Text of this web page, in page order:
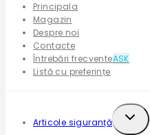
Principala
Magazin
Despre noi
Contacte
Întrebări frecventeASK
Listă cu preferințe
Articole siguranță
Expand